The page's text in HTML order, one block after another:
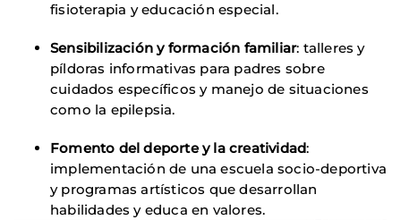
fisioterapia y educación especial.
Sensibilización y formación familiar: talleres y
píldoras informativas para padres sobre
cuidados específicos y manejo de situaciones
como la epilepsia.
Fomento del deporte y la creatividad:
implementación de una escuela socio-deportiva
y programas artísticos que desarrollan
habilidades y educa en valores.